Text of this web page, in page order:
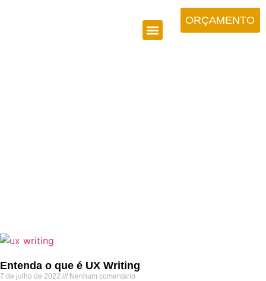
ORÇAMENTO
Entenda o que é UX Writing
7 de julho de 2022 Nenhum comentário